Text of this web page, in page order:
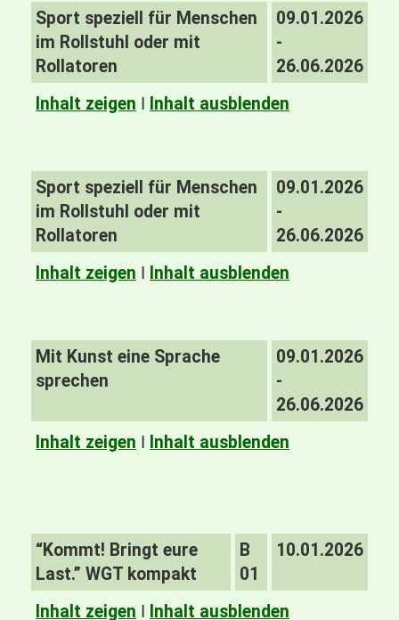
Sport speziell für Menschen
im Rollstuhl oder mit
Rollatoren
09.01.2026
-
26.06.2026
Inhalt zeigen I Inhalt ausblenden
Sport speziell für Menschen
im Rollstuhl oder mit
Rollatoren
09.01.2026
-
26.06.2026
Inhalt zeigen I Inhalt ausblenden
Mit Kunst eine Sprache
sprechen
09.01.2026
-
26.06.2026
Inhalt zeigen I Inhalt ausblenden
“Kommt! Bringt eure
Last.” WGT kompakt
B
01
10.01.2026
Inhalt zeigen I Inhalt ausblenden